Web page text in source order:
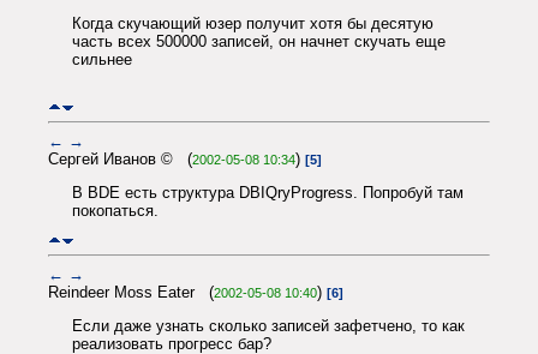
Когда скучающий юзер получит хотя бы десятую
часть всех 500000 записей, он начнет скучать еще
сильнее
← →
Сергей Иванов © (2002-05-08 10:34) [5]
В BDE есть структура DBIQryProgress. Попробуй там
покопаться.
← →
Reindeer Moss Eater (2002-05-08 10:40) [6]
Если даже узнать сколько записей зафетчено, то как
реализовать прогресс бар?